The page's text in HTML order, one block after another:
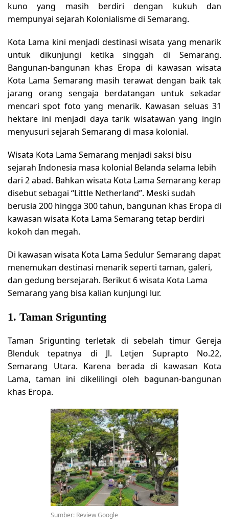
kuno yang masih berdiri dengan kukuh dan
mempunyai sejarah Kolonialisme di Semarang.
Kota Lama kini menjadi destinasi wisata yang menarik
untuk dikunjungi ketika singgah di Semarang.
Bangunan-bangunan khas Eropa di kawasan wisata
Kota Lama Semarang masih terawat dengan baik tak
jarang orang sengaja berdatangan untuk sekadar
mencari spot foto yang menarik. Kawasan seluas 31
hektare ini menjadi daya tarik wisatawan yang ingin
menyusuri sejarah Semarang di masa kolonial.
Wisata Kota Lama Semarang menjadi saksi bisu
sejarah Indonesia masa kolonial Belanda selama lebih
dari 2 abad. Bahkan wisata Kota Lama Semarang kerap
disebut sebagai “Little Netherland”. Meski sudah
berusia 200 hingga 300 tahun, bangunan khas Eropa di
kawasan wisata Kota Lama Semarang tetap berdiri
kokoh dan megah.
Di kawasan wisata Kota Lama Sedulur Semarang dapat
menemukan destinasi menarik seperti taman, galeri,
dan gedung bersejarah. Berikut 6 wisata Kota Lama
Semarang yang bisa kalian kunjungi lur.
1. Taman Srigunting
Taman Srigunting terletak di sebelah timur Gereja
Blenduk tepatnya di Jl. Letjen Suprapto No.22,
Semarang Utara. Karena berada di kawasan Kota
Lama, taman ini dikelilingi oleh bagunan-bangunan
khas Eropa.
Sumber: Review Google